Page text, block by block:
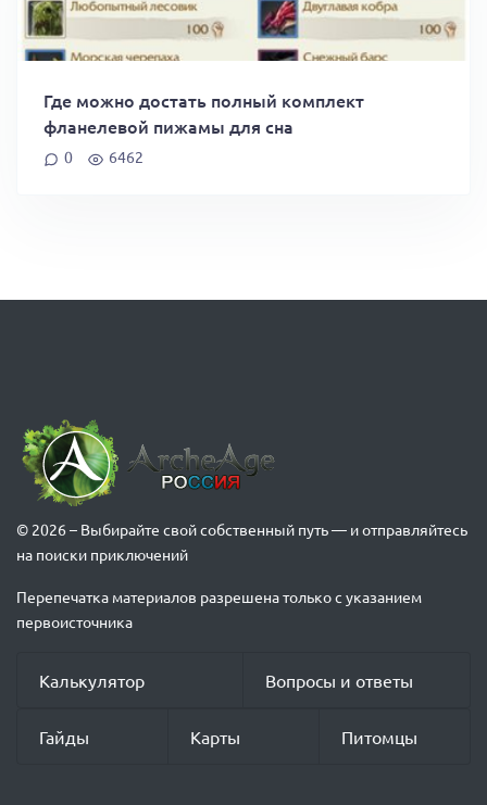
Где можно достать полный комплект
фланелевой пижамы для сна
0 6462
© 2026 – Выбирайте свой собственный путь — и отправляйтесь
на поиски приключений
Перепечатка материалов разрешена только с указанием
первоисточника
Калькулятор Вопросы и ответы
Гайды Карты Питомцы